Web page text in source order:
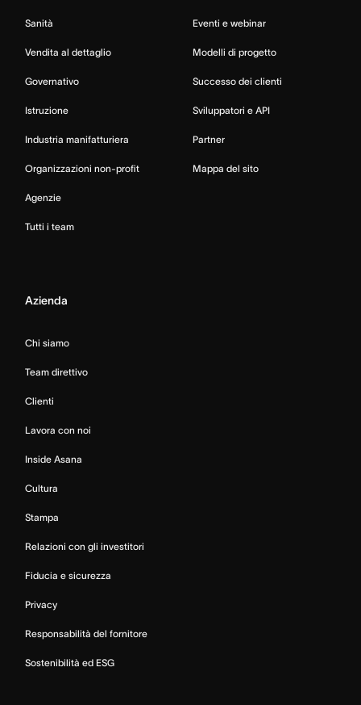
Sanità
Vendita al dettaglio
Governativo
Istruzione
Industria manifatturiera
Organizzazioni non-profit
Agenzie
Tutti i team
Eventi e webinar
Modelli di progetto
Successo dei clienti
Sviluppatori e API
Partner
Mappa del sito
Azienda
Chi siamo
Team direttivo
Clienti
Lavora con noi
Inside Asana
Cultura
Stampa
Relazioni con gli investitori
Fiducia e sicurezza
Privacy
Responsabilità del fornitore
Sostenibilità ed ESG